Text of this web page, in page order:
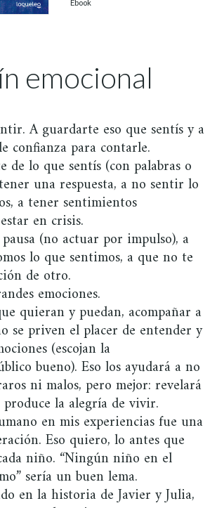
Ebook
emocional
A guardarte eso que sentís y a
confianza para contarle.
de lo que sentís (con palabras o
una respuesta, a no sentir lo
a tener sentimientos
en crisis.
(no actuar por impulso), a
lo que sentimos, a que no te
de otro.
emociones.
quieran y puedan, acompañar a
se priven el placer de entender y
(escojan la
bueno). Eso los ayudará a no
ni malos, pero mejor: revelará
la alegría de vivir.
en mis experiencias fue una
Eso quiero, lo antes que
niño. “Ningún niño en el
sería un buen lema.
en la historia de Javier y Julia,